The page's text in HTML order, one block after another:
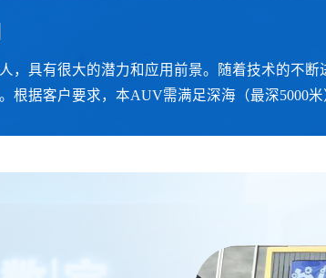
，具有很大的潜力和应用前景。随着技术的不断
根据客户要求，本AUV需满足深海（最深5000
例
显示器，帮助医生在手术过程中能可视化且更精
带有自然的手柄界面，即使在长时间的手术中也
人类的身体结构，实现与人类更接近的外观和行
材料制作，输出法兰的尺寸和接口可根据需求设
受较强的碰撞和冲击，为达到要求，工具采用全
好的选择。
电动机、直流电动机等，其特点是旋转速度较慢
运动控制的电机，其特点是旋转速度快、精度高